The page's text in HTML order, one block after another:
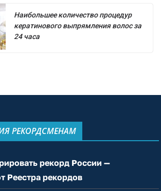
Наибольшее количество процедур
кератинового выпрямления волос за
24 часа
РЕКОРДСМЕНАМ
рекорд России —
Реестра рекордов